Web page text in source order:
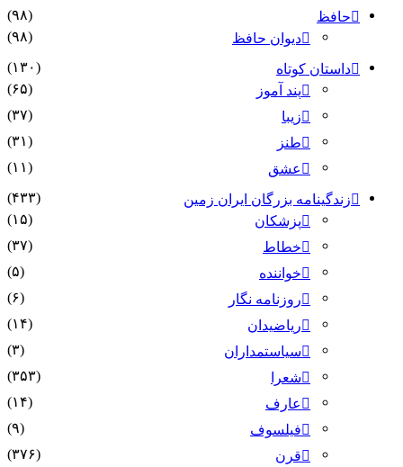
حافظ
(۹۸)
دیوان حافظ
(۹۸)
داستان کوتاه
(۱۳۰)
پند آموز
(۶۵)
زیبا
(۳۷)
طنز
(۳۱)
عشق
(۱۱)
زندگینامه بزرگان ایران زمین
(۴۳۳)
پزشکان
(۱۵)
خطاط
(۳۷)
خواننده
(۵)
روزنامه نگار
(۶)
ریاضیدان
(۱۴)
سیاستمداران
(۳)
شعرا
(۳۵۳)
عارف
(۱۴)
فیلسوف
(۹)
قرن
(۳۷۶)